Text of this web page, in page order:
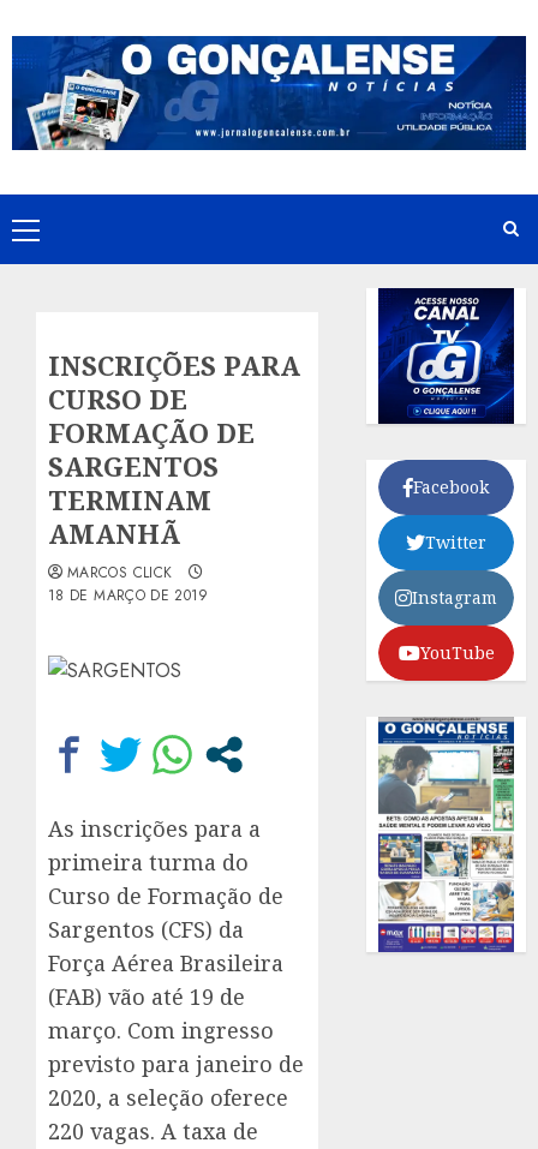
to
content
Primary
Menu
INSCRIÇÕES PARA
CURSO DE
FORMAÇÃO DE
SARGENTOS
TERMINAM
AMANHÃ
MARCOS CLICK
18 DE MARÇO DE 2019
As inscrições para a
primeira turma do
Curso de Formação de
Sargentos (CFS) da
Força Aérea Brasileira
(FAB) vão até 19 de
março. Com ingresso
previsto para janeiro de
2020, a seleção oferece
220 vagas. A taxa de
Facebook
Twitter
Instagram
YouTube